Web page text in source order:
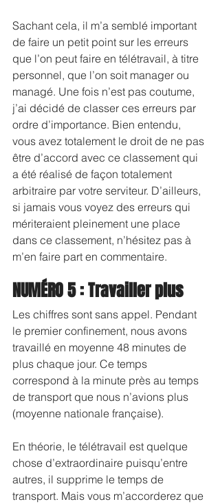
Sachant cela, il m’a semblé important
de faire un petit point sur les erreurs
que l’on peut faire en télétravail, à titre
personnel, que l’on soit manager ou
managé. Une fois n’est pas coutume,
j’ai décidé de classer ces erreurs par
ordre d’importance. Bien entendu,
vous avez totalement le droit de ne pas
être d’accord avec ce classement qui
a été réalisé de façon totalement
arbitraire par votre serviteur. D’ailleurs,
si jamais vous voyez des erreurs qui
mériteraient pleinement une place
dans ce classement, n’hésitez pas à
m’en faire part en commentaire.
NUMÉRO 5 : Travailler plus
Les chiffres sont sans appel. Pendant
le premier confinement, nous avons
travaillé en moyenne 48 minutes de
plus chaque jour. Ce temps
correspond à la minute près au temps
de transport que nous n’avions plus
(moyenne nationale française).
En théorie, le télétravail est quelque
chose d’extraordinaire puisqu’entre
autres, il supprime le temps de
transport. Mais vous m’accorderez que